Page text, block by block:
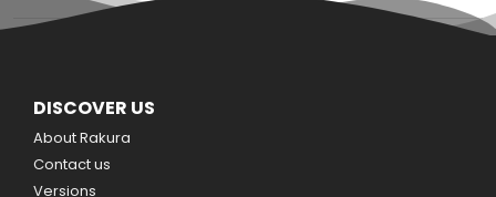
DISCOVER US
About Rakura
Contact us
Versions